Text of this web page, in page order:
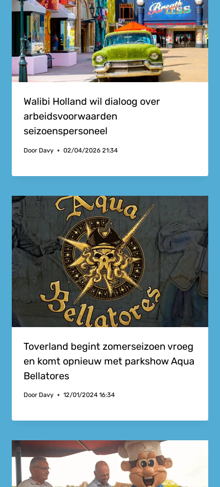
Walibi Holland wil dialoog over
arbeidsvoorwaarden
seizoenspersoneel
Door Davy 02/04/2026 21:34
Toverland begint zomerseizoen vroeg
en komt opnieuw met parkshow Aqua
Bellatores
Door Davy 12/01/2024 16:34